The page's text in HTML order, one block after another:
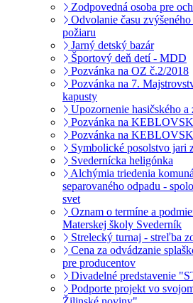
Zodpovedná osoba pre
Odvolanie času
požiaru
Jarný detský bazár
Športový deň detí - MDD
Pozvánka na OZ č.2/2018
Pozvánka na 7.
kapusty
Upozornenie hasičského a
Pozvánka na
Pozvánka na
Symbolické posolstvo jari
Svedernícka heligónka
Alchýmia triedenia
separovaného odpadu -
svet
Oznam o termíne a
Materskej školy Svederník
Strelecký turnaj - streľba
Cena za odvádzanie
pre producentov
Divadelné predstavenie
Podporte projekt vo